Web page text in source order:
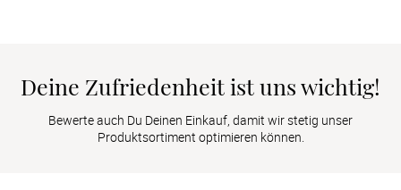
Deine Zufriedenheit ist uns wichtig!
Bewerte auch Du Deinen Einkauf, damit wir stetig unser
Produktsortiment optimieren können.